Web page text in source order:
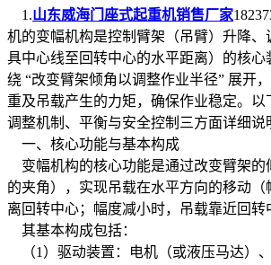
1.山东威海门座式起重机销售厂家
机的变幅机构是控制臂架（吊臂）升降、
具中心线至回转中心的水平距离）的核心
绕 “改变臂架倾角以调整作业半径” 展开
重及吊载产生的力矩，确保作业稳定。
调整机制、平衡与安全控制三方面详细说
一、核心功能与基本构成
变幅机构的核心功能是通过改变臂架的
的夹角），实现吊载在水平方向的移动（
离回转中心；幅度减小时，吊载靠近回转
其基本构成包括：
（1）驱动装置：电机（或液压马达）